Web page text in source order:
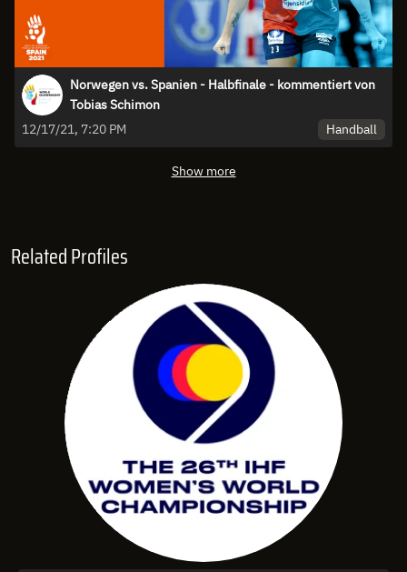
Norwegen vs. Spanien - Halbfinale - kommentiert von
Tobias Schimon
12/17/21, 7:20 PM
Handball
Show more
Related Profiles